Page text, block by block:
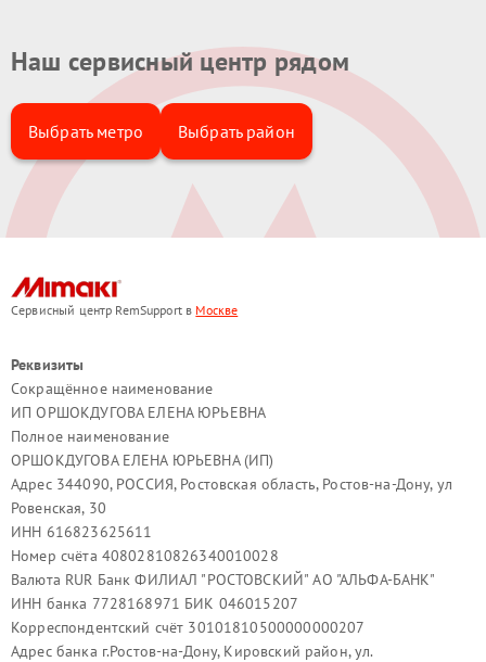
Наш сервисный центр рядом
Выбрать метро Выбрать район
Сервисный центр RemSupport в Москве
Реквизиты
Сокращённое наименование
ИП ОРШОКДУГОВА ЕЛЕНА ЮРЬЕВНА
Полное наименование
ОРШОКДУГОВА ЕЛЕНА ЮРЬЕВНА (ИП)
Адрес 344090, РОССИЯ, Ростовская область, Ростов-на-Дону, ул
Ровенская, 30
ИНН 616823625611
Номер счёта 40802810826340010028
Валюта RUR Банк ФИЛИАЛ "РОСТОВСКИЙ" АО "АЛЬФА-БАНК"
ИНН банка 7728168971 БИК 046015207
Корреспондентский счёт 30101810500000000207
Адрес банка г.Ростов-на-Дону, Кировский район, ул.